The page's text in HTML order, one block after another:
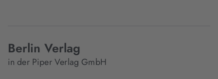
Berlin Verlag
in der Piper Verlag GmbH